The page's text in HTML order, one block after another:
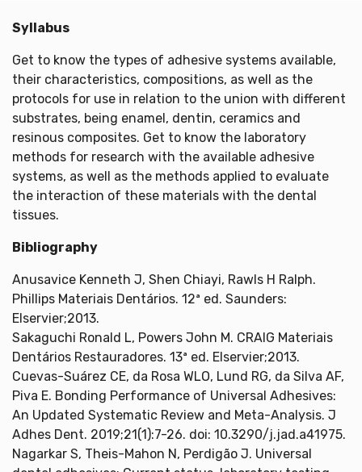
Syllabus
Get to know the types of adhesive systems available,
their characteristics, compositions, as well as the
protocols for use in relation to the union with different
substrates, being enamel, dentin, ceramics and
resinous composites. Get to know the laboratory
methods for research with the available adhesive
systems, as well as the methods applied to evaluate
the interaction of these materials with the dental
tissues.
Bibliography
Anusavice Kenneth J, Shen Chiayi, Rawls H Ralph.
Phillips Materiais Dentários. 12ª ed. Saunders:
Elservier;2013.
Sakaguchi Ronald L, Powers John M. CRAIG Materiais
Dentários Restauradores. 13ª ed. Elservier;2013.
Cuevas-Suárez CE, da Rosa WLO, Lund RG, da Silva AF,
Piva E. Bonding Performance of Universal Adhesives:
An Updated Systematic Review and Meta-Analysis. J
Adhes Dent. 2019;21(1):7-26. doi: 10.3290/j.jad.a41975.
Nagarkar S, Theis-Mahon N, Perdigão J. Universal